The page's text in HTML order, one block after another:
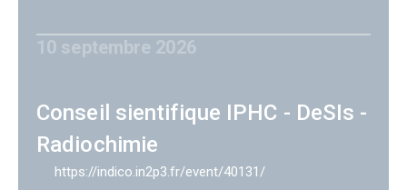
10 septembre 2026
Conseil sientifique IPHC - DeSIs -
Radiochimie
https://indico.in2p3.fr/event/40131/